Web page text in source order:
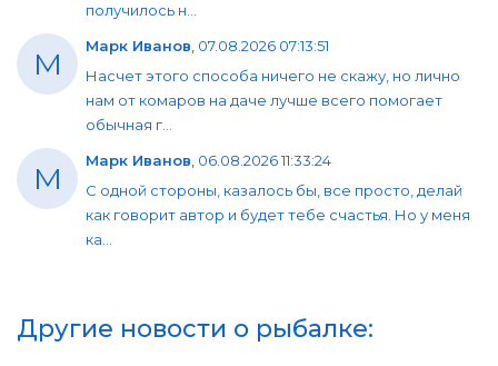
получилось н...
М Марк Иванов, 07.08.2026 07:13:51
Насчет этого способа ничего не скажу, но лично
нам от комаров на даче лучше всего помогает
обычная г...
М Марк Иванов, 06.08.2026 11:33:24
С одной стороны, казалось бы, все просто, делай
как говорит автор и будет тебе счастья. Но у меня
ка...
Другие новости о рыбалке: